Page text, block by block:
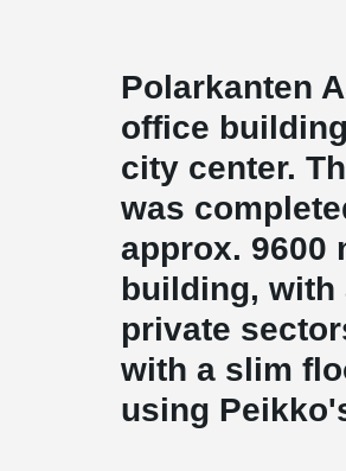
Polarkanten
office
city center.
was
approx. 9600
building,
private
with a slim
using